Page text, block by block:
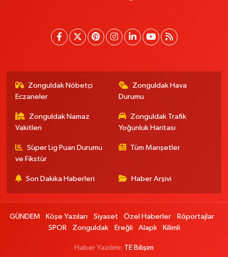
Zonguldak Nöbetçi
Eczaneler
Zonguldak Hava
Durumu
Zonguldak Namaz
Vakitleri
Zonguldak Trafik
Yoğunluk Haritası
Süper Lig Puan Durumu
ve Fikstür
Tüm Manşetler
Son Dakika Haberleri Haber Arşivi
GÜNDEM Köşe Yazıları Siyaset Özel Haberler
Röportajlar
SPOR
Zonguldak Ereğli Alaplı Kilimli
Haber Yazılımı: TE Bilişim